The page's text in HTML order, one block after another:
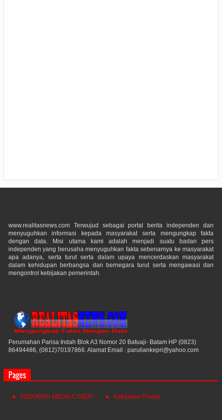
www.realitasnews.com Terwujud sebagai portal berita independen dan
menyuguhkan informasi kepada masyarakat serta mengungkap fakta
dengan data. Misi utama kami adalah menjadi suatu badan pers
independen yang berusaha menyuguhkan fakta sebenarnya ke masyarakat
apa adanya, serta turut serta dalam upaya mencerdaskan masyarakat
dalam kehidupan berbangsa dan bernegara turut serta mengawasi dan
mengontrol kebijakan pemerintah.
Perumahan Parisa Indah Blok A3 Nomor 20 Batuaji- Batam HP (0823)
86494486, (0812)70197866. Alamat Email : paruliankepri@yahoo.com
Pages
PEDOMAN MEDIA CYBER Kebijakan Privasi